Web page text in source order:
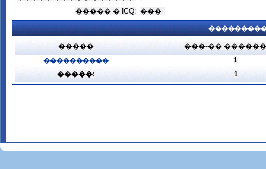
����� � ICQ: ���
����� ���-��
����������
1
�����:
1